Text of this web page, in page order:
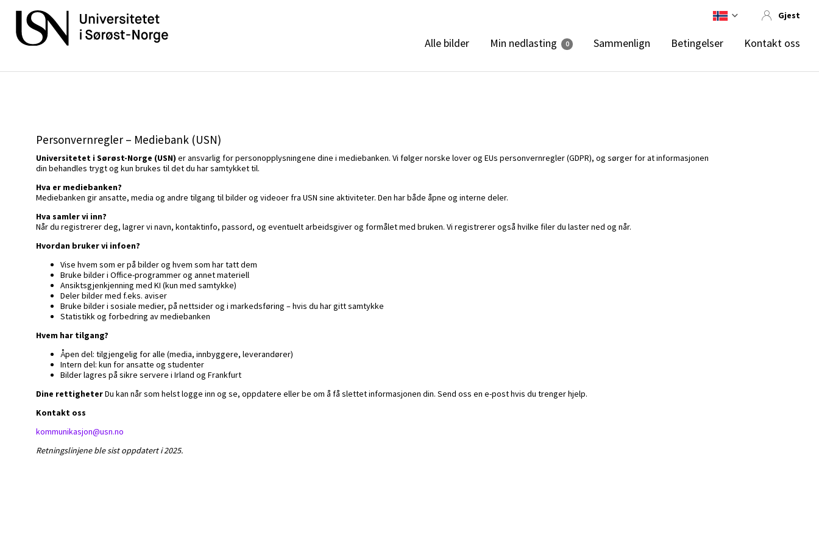
Gjest
Alle bilder Min nedlasting 0 Sammenlign Betingelser Kontakt oss
Personvernregler – Mediebank (USN)
Universitetet i Sørøst-Norge (USN) er ansvarlig for personopplysningene dine i mediebanken. Vi følger norske lover og EUs personvernregler (GDPR), og sørger for at informasjonen
din behandles trygt og kun brukes til det du har samtykket til.
Hva er mediebanken?
Mediebanken gir ansatte, media og andre tilgang til bilder og videoer fra USN sine aktiviteter. Den har både åpne og interne deler.
Hva samler vi inn?
Når du registrerer deg, lagrer vi navn, kontaktinfo, passord, og eventuelt arbeidsgiver og formålet med bruken. Vi registrerer også hvilke filer du laster ned og når.
Hvordan bruker vi infoen?
Vise hvem som er på bilder og hvem som har tatt dem
Bruke bilder i Office-programmer og annet materiell
Ansiktsgjenkjenning med KI (kun med samtykke)
Deler bilder med f.eks. aviser
Bruke bilder i sosiale medier, på nettsider og i markedsføring – hvis du har gitt samtykke
Statistikk og forbedring av mediebanken
Hvem har tilgang?
Åpen del: tilgjengelig for alle (media, innbyggere, leverandører)
Intern del: kun for ansatte og studenter
Bilder lagres på sikre servere i Irland og Frankfurt
Dine rettigheterDu kan når som helst logge inn og se, oppdatere eller be om å få slettet informasjonen din. Send oss en e-post hvis du trenger hjelp.
Kontakt oss
kommunikasjon@usn.no
Retningslinjene ble sist oppdatert i 2025.